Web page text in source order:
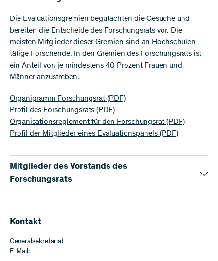
Die Evaluationsgremien begutachten die Gesuche und
bereiten die Entscheide des Forschungsrats vor. Die
meisten Mitglieder dieser Gremien sind an Hochschulen
tätige Forschende. In den Gremien des Forschungsrats ist
ein Anteil von je mindestens 40 Prozent Frauen und
Männer anzustreben.
Organigramm Forschungsrat (PDF)
Profil des Forschungsrats (PDF)
Organisationsreglement für den Forschungsrat (PDF)
Profil der Mitglieder eines Evaluationspanels (PDF)
Mitglieder des Vorstands des
Forschungsrats
Stuart Lane
Nicolas Rodondi
Rainer Wallny
Kontakt
Generalsekretariat
E-Mail: